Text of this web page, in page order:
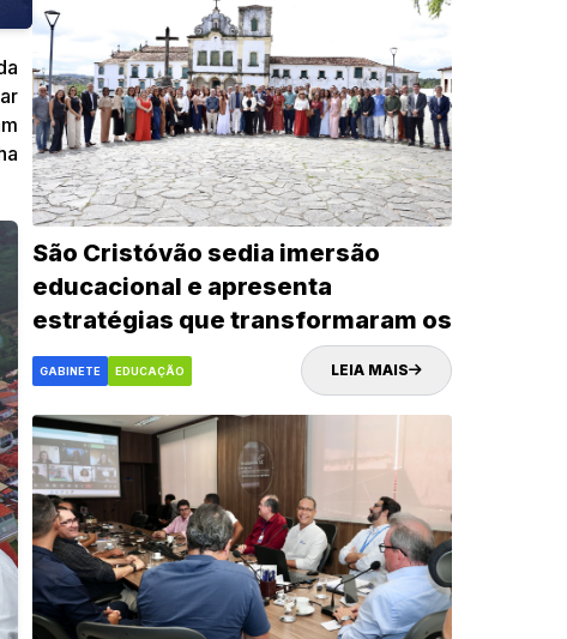
São Cristóvão sedia imersão
educacional e apresenta
estratégias que transformaram os
indicadores da rede municipal
GABINETE EDUCAÇÃO LEIA MAIS